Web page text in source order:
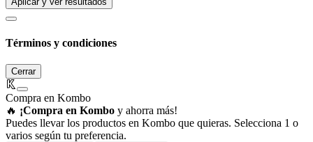
Términos y condiciones
Cerrar
Compra en Kombo
🔥 ¡Compra en Kombo y ahorra más!
Puedes llevar los productos en Kombo que quieras. Selecciona 1 o
varios según tu preferencia.